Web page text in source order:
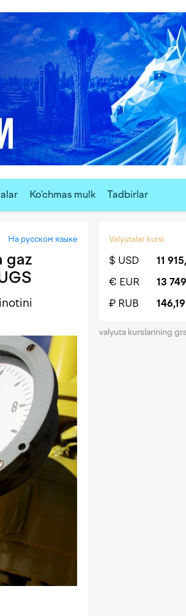
Ko‘chmas mulk Tadbirlar
На русском языке
gaz
Valyutalar kursi
$ USD 11
€ EUR
13
₽ RUB
146,19
valyuta kurslarining